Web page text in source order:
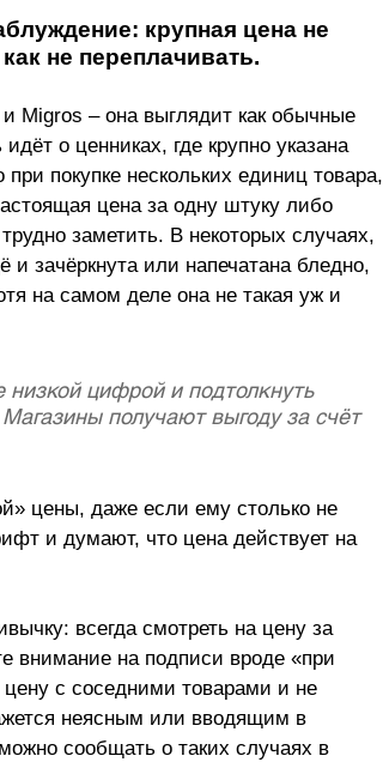
крупная цена не
не переплачивать.
и Migros – она выглядит как обычные
о ценниках, где крупно указана
покупке нескольких единиц товара,
цена за одну штуку либо
заметить. В некоторых случаях,
зачёркнута или напечатана бледно,
на самом деле она не такая уж и
цифрой и подтолкнуть
получают выгоду за счёт
цены, даже если ему столько не
и думают, что цена действует на
всегда смотреть на цену за
внимание на подписи вроде «при
цену с соседними товарами и не
неясным или вводящим в
сообщать о таких случаях в